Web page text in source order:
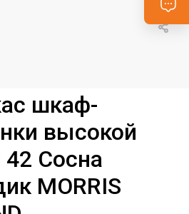
шкаф-
высокой
42 Сосна
MORRIS